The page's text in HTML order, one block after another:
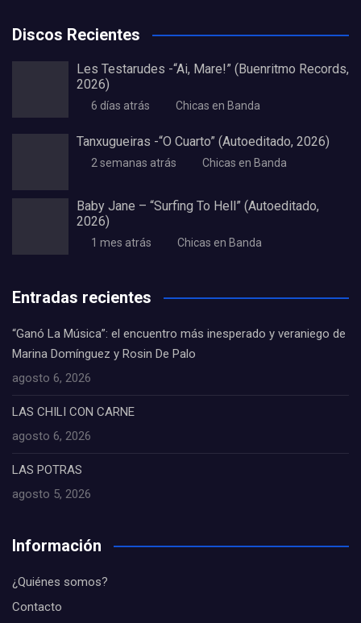
Discos Recientes
Les Testarudes -“Ai, Mare!” (Buenritmo Records,
2026)
6 días atrás Chicas en Banda
Tanxugueiras -“O Cuarto” (Autoeditado, 2026)
2 semanas atrás Chicas en Banda
Baby Jane – “Surfing To Hell” (Autoeditado,
2026)
1 mes atrás Chicas en Banda
Entradas recientes
“Ganó La Música”: el encuentro más inesperado y veraniego de
Marina Domínguez y Rosin De Palo
agosto 6, 2026
LAS CHILI CON CARNE
agosto 6, 2026
LAS POTRAS
agosto 5, 2026
Información
¿Quiénes somos?
Contacto